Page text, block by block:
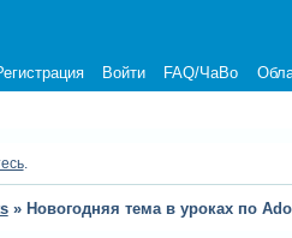
Войти FAQ/ЧаВо
.
» Новогодняя тема в уроках по